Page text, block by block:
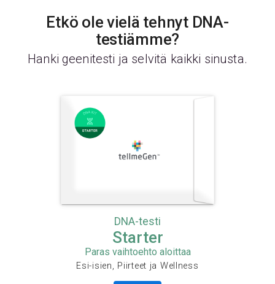
Etkö ole vielä tehnyt DNA-
testiämme?
Hanki geenitesti ja selvitä kaikki sinusta.
DNA-testi
Starter
Paras vaihtoehto aloittaa
Esi-isien, Piirteet ja Wellness